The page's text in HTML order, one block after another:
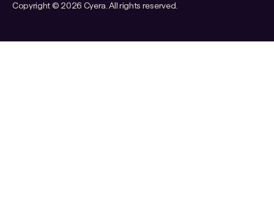
Copyright © 2026 Cyera. All rights reserved.